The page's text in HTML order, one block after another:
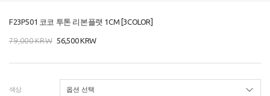
F23P501 코코 투톤 리본플랫 1CM [3COLOR]
79,000KRW 56,500KRW
색상